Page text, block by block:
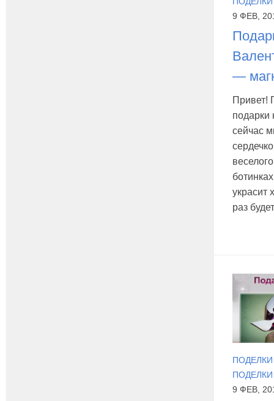
9 ФЕВ,
—
Привет!
подарки
сейчас
украсит
раз
9 ФЕВ,